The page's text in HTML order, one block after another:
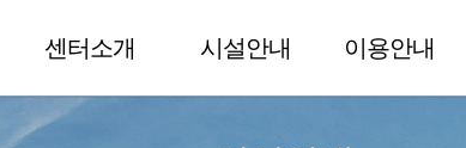
센터소개 시설안내 이용안내